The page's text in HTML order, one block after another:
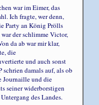
war im Eimer, das
Ich fragte, wer denn,
Party an König Prölls
der schlimme Victor,
da ab war mir klar,
die
und auch sonst
damals auf, als ob
Journaille und die
seiner widerborstigen
des Landes.